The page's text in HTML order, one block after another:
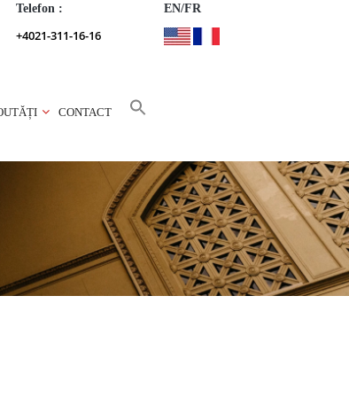
Telefon :
+4021-311-16-16
EN/FR
CONTACT